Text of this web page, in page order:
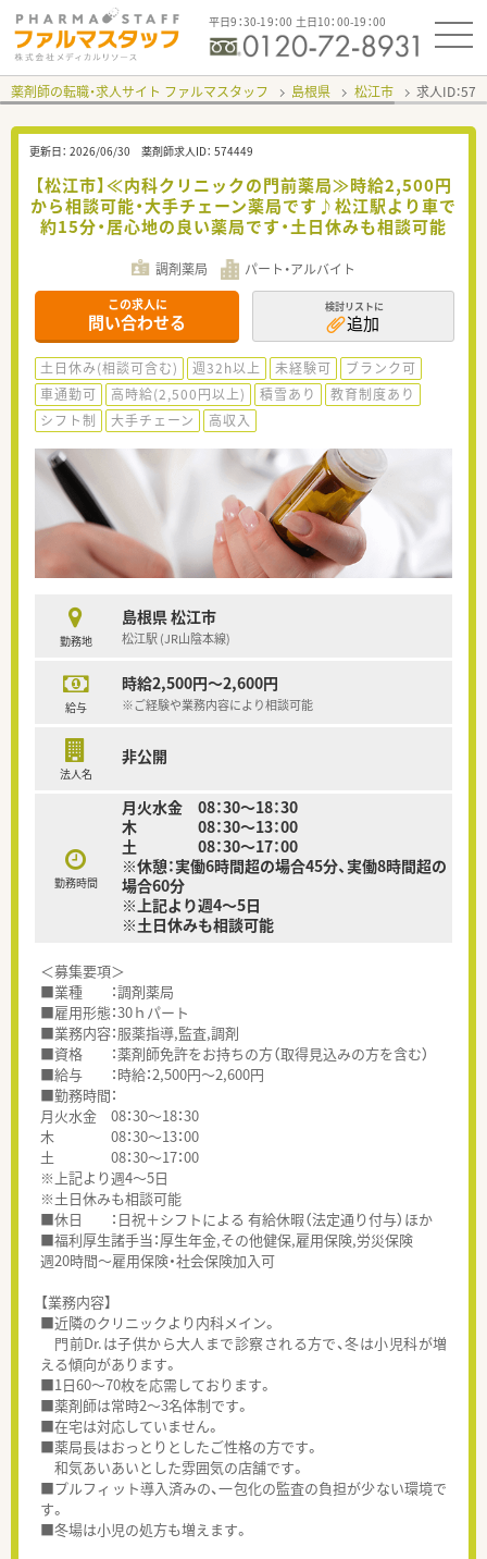
平日9：30-19：00 土日10：00-19：00
薬剤師の転職・求人サイト ファルマスタッフ 島根県 松江市 求人ID：
更新日： 2026/06/30 薬剤師求人ID： 574449
【松江市】≪内科クリニックの門前薬局≫時給2,500円
から相談可能・大手チェーン薬局です♪松江駅より車で
約15分・居心地の良い薬局です・土日休みも相談可能
調剤薬局 パート・アルバイト
この求人に
問い合わせる
検討リストに
追加
土日休み(相談可含む) 週32h以上 未経験可
ブランク可
車通勤可
高時給(2,500円以上) 積雪あり
教育制度あり
シフト制
大手チェーン 高収入
勤務地
島根県 松江市
松江駅 (JR山陰本線)
給与
時給2,500円～2,600円
※ご経験や業務内容により相談可能
法人名
非公開
勤務時間
月火水金 08：30～18：30
木 08：30～13：00
土 08：30～17：00
※休憩：実働6時間超の場合45分、実働8時間超の
場合60分
※上記より週4～5日
※土日休みも相談可能
＜募集要項＞
■業種 ：調剤薬局
■雇用形態：30ｈパート
■業務内容：服薬指導,監査,調剤
■資格 ：薬剤師免許をお持ちの方（取得見込みの方を含む）
■給与 ：時給：2,500円～2,600円
■勤務時間：
月火水金 08：30～18：30
木 08：30～13：00
土 08：30～17：00
※上記より週4～5日
※土日休みも相談可能
■休日 ：日祝＋シフトによる 有給休暇（法定通り付与）ほか
■福利厚生諸手当：厚生年金,その他健保,雇用保険,労災保険
週20時間～雇用保険・社会保険加入可
【業務内容】
■近隣のクリニックより内科メイン。
門前Dr.は子供から大人まで診察される方で、冬は小児科が増
える傾向があります。
■1日60～70枚を応需しております。
■薬剤師は常時2～3名体制です。
■在宅は対応していません。
■薬局長はおっとりとしたご性格の方です。
和気あいあいとした雰囲気の店舗です。
■プルフィット導入済みの、一包化の監査の負担が少ない環境で
す。
■冬場は小児の処方も増えます。